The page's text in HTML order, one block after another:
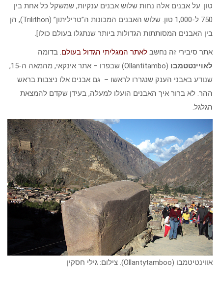
טון. על אבנים אלה נחות שלוש אבנים ענקיות, שמשקל כל אחת בין
750 ל-1,000 טון. שלוש האבנים המכונות ה”טריליתון” (Trilithon), הן
בין האבנים המסותתות הגדולות ביותר שנתגלו בעולם כולו].
אתר סיבירי זה נחשב לאתר המגליתי הגדול בעולם. בדומה
לאויינטטמבו
(Ollantitambo) שבפרו – אתר אינקאי, מהמאה ה-15,
שנודע באבני הענק שנגררו לראשו – גם אבנים אלו ניצבות בראש
ההר. לא ברור איך האבנים הועלו למעלה, בעידן שקדם להמצאת
הגלגל.
אווינטיטמבו (Ollantytamboo). צילום: גילי חסקין